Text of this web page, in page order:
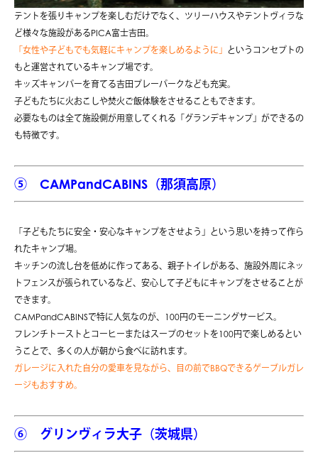
テントを張りキャンプを楽しむだけでなく、ツリーハウスやテントヴィラな
ど様々な施設があるPICA富士吉田。
「女性や子どもでも気軽にキャンプを楽しめるように」 というコンセプトの
もと運営されているキャンプ場です。
キッズキャンパーを育てる吉田プレーパークなども充実。
子どもたちに火おこしや焚火ご飯体験をさせることもできます。
必要なものは全て施設側が用意してくれる「グランデキャンプ」ができるの
も特徴です。
⑤ CAMPandCABINS（那須高原）
「子どもたちに安全・安心なキャンプをさせよう」という思いを持って作ら
れたキャンプ場。
キッチンの流し台を低めに作ってある、親子トイレがある、施設外周にネッ
トフェンスが張られているなど、安心して子どもにキャンプをさせることが
できます。
CAMPandCABINSで特に人気なのが、100円のモーニングサービス。
フレンチトーストとコーヒーまたはスープのセットを100円で楽しめるとい
うことで、多くの人が朝から食べに訪れます。
ガレージに入れた自分の愛車を見ながら、目の前でBBQできるゲーブルガレ
ージもおすすめ。
⑥ グリンヴィラ大子（茨城県）